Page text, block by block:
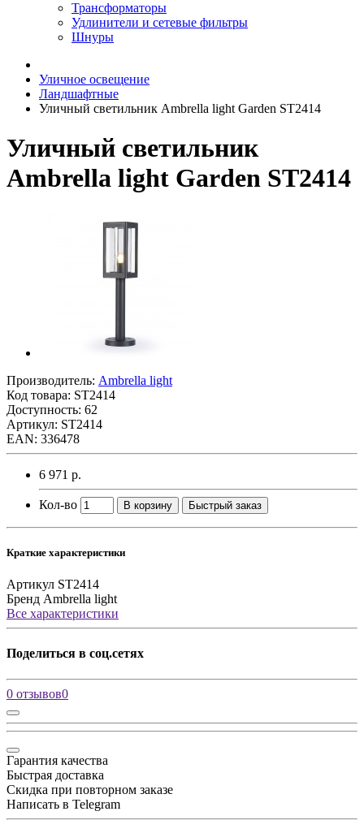
Трансформаторы
Удлинители и сетевые фильтры
Шнуры
Уличное освещение
Ландшафтные
Уличный светильник Ambrella light Garden ST2414
Уличный светильник
Ambrella light Garden ST2414
Производитель: Ambrella light
Код товара: ST2414
Доступность: 62
Артикул: ST2414
EAN: 336478
6 971 р.
Кол-во В корзину Быстрый заказ
Краткие характеристики
Артикул ST2414
Бренд Ambrella light
Все характеристики
Поделиться в соц.сетях
0 отзывов0
Гарантия качества
Быстрая доставка
Скидка при повторном заказе
Написать в Telegram